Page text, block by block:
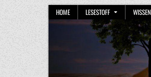
Skip
to
content
HOME LESESTOFF WISSEN